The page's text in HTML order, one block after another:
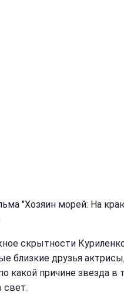
"Хозяин морей: На
скрытности
близкие друзья
какой причине звезда в
свет.